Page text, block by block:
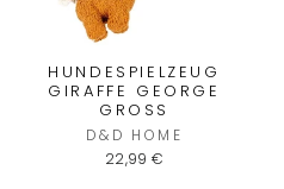
HUNDESPIELZEUG
GIRAFFE GEORGE
GROSS
D&D HOME
22,99 €